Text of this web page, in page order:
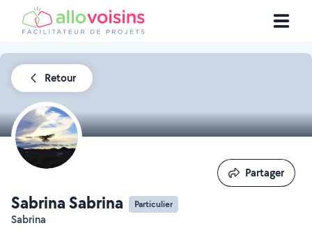
Retour
Sabrina Sabrina Particulier
Sabrina
Partager
Partager